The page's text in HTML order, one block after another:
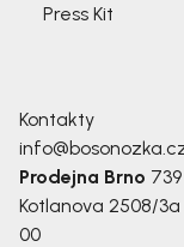
Press Kit
Kontakty
Prodejna Brno
Kotlanova 2508/3a
00